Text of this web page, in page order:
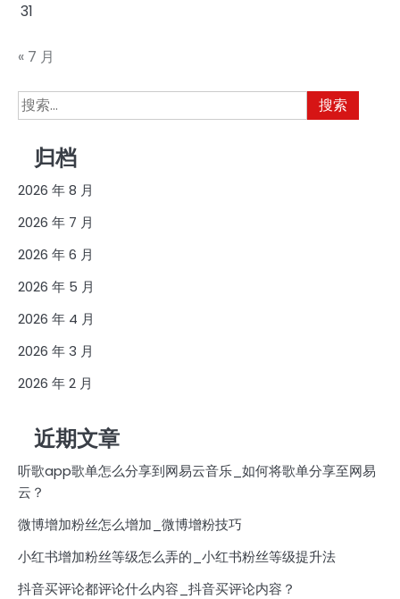
31
« 7 月
搜
索：
归档
2026 年 8 月
2026 年 7 月
2026 年 6 月
2026 年 5 月
2026 年 4 月
2026 年 3 月
2026 年 2 月
近期文章
听歌app歌单怎么分享到网易云音乐_如何将歌单分享至网易
云？
微博增加粉丝怎么增加_微博增粉技巧
小红书增加粉丝等级怎么弄的_小红书粉丝等级提升法
抖音买评论都评论什么内容_抖音买评论内容？